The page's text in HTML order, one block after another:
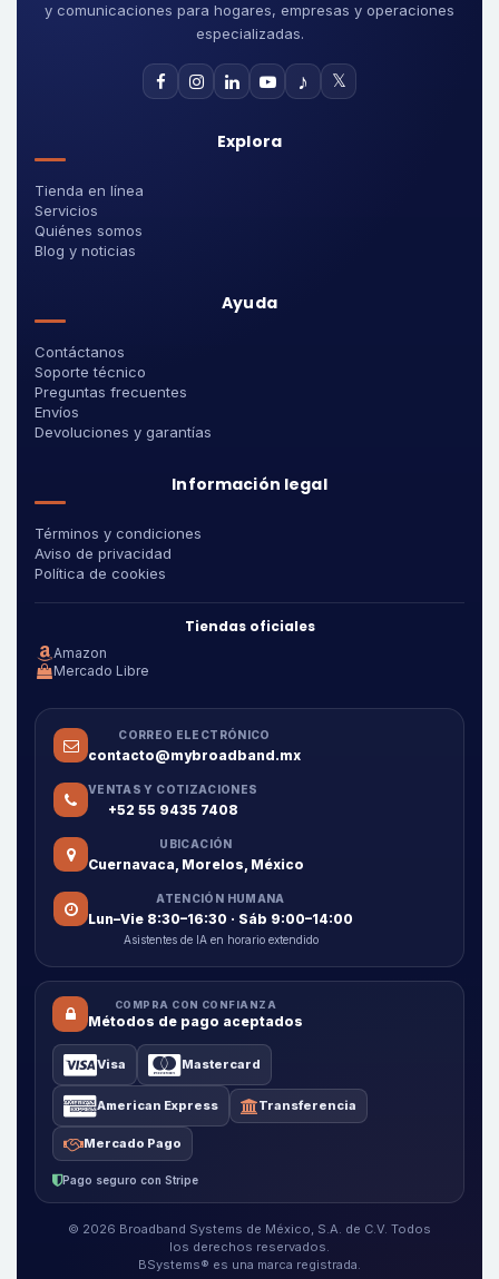
y comunicaciones para hogares, empresas y operaciones
especializadas.
♪ 𝕏
Explora
Tienda en línea
Servicios
Quiénes somos
Blog y noticias
Ayuda
Contáctanos
Soporte técnico
Preguntas frecuentes
Envíos
Devoluciones y garantías
Información legal
Términos y condiciones
Aviso de privacidad
Política de cookies
Tiendas oficiales
Amazon
Mercado Libre
CORREO ELECTRÓNICO
contacto@mybroadband.mx
VENTAS Y COTIZACIONES
+52 55 9435 7408
UBICACIÓN
Cuernavaca, Morelos, México
ATENCIÓN HUMANA
Lun–Vie 8:30–16:30 · Sáb 9:00–14:00
Asistentes de IA en horario extendido
COMPRA CON CONFIANZA
Métodos de pago aceptados
Visa Mastercard
American Express Transferencia
Mercado Pago
Pago seguro con Stripe
© 2026 Broadband Systems de México, S.A. de C.V. Todos
los derechos reservados.
BSystems® es una marca registrada.